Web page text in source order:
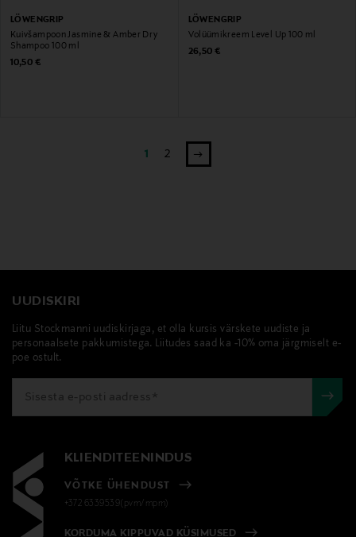
LÖWENGRIP
Kuivšampoon Jasmine & Amber Dry
Shampoo 100 ml
Original Price
10,50 €
LÖWENGRIP
Volüümikreem Level Up 100 ml
Original Price
26,50 €
1 2
UUDISKIRI
Liitu Stockmanni uudiskirjaga, et olla kursis värskete uudiste ja
personaalsete pakkumistega. Liitudes saad ka -10% oma järgmiselt e-
poe ostult.
KLIENDITEENINDUS
VÕTKE ÜHENDUST
+372 6339539(pvm/mpm)
KORDUMA KIPPUVAD KÜSIMUSED